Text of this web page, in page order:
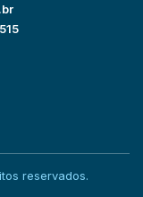
reservados.